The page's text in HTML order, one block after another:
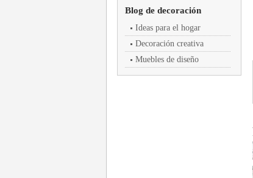
Blog de decoración
Ideas para el hogar
Decoración creativa
Muebles de diseño